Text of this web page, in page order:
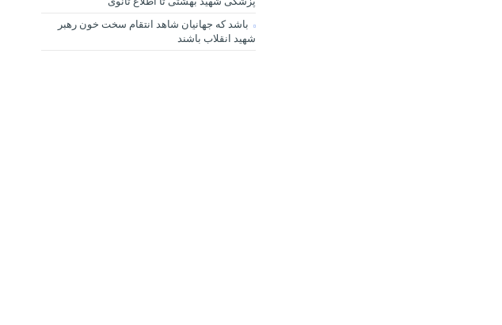
باشد که جهانیان شاهد انتقام سخت خون رهبر
شهید انقلاب باشند